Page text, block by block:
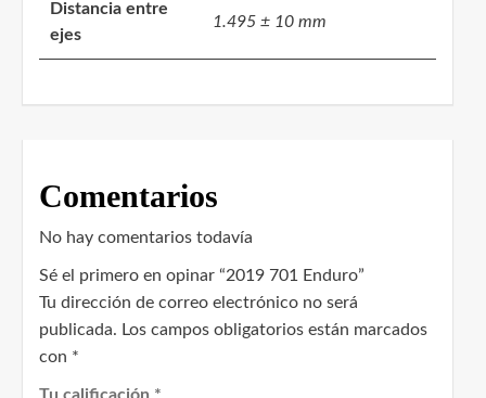
Distancia entre
ejes
1.495 ± 10 mm
Comentarios
No hay comentarios todavía
Sé el primero en opinar “2019 701 Enduro”
Tu dirección de correo electrónico no será
publicada. Los campos obligatorios están marcados
con *